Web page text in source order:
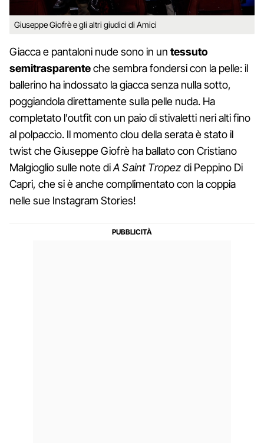
Giuseppe Giofrè e gli altri giudici di Amici
Giacca e pantaloni nude sono in un tessuto
semitrasparenteche sembra fondersi con la pelle: il
ballerino ha indossato la giacca senza nulla sotto,
poggiandola direttamente sulla pelle nuda. Ha
completato l'outfit con un paio di stivaletti neri alti fino
al polpaccio. Il momento clou della serata è stato il
twist che Giuseppe Giofrè ha ballato con Cristiano
Malgioglio sulle note diA Saint Tropez di Peppino Di
Capri, che si è anche complimentato con la coppia
nelle sue Instagram Stories!